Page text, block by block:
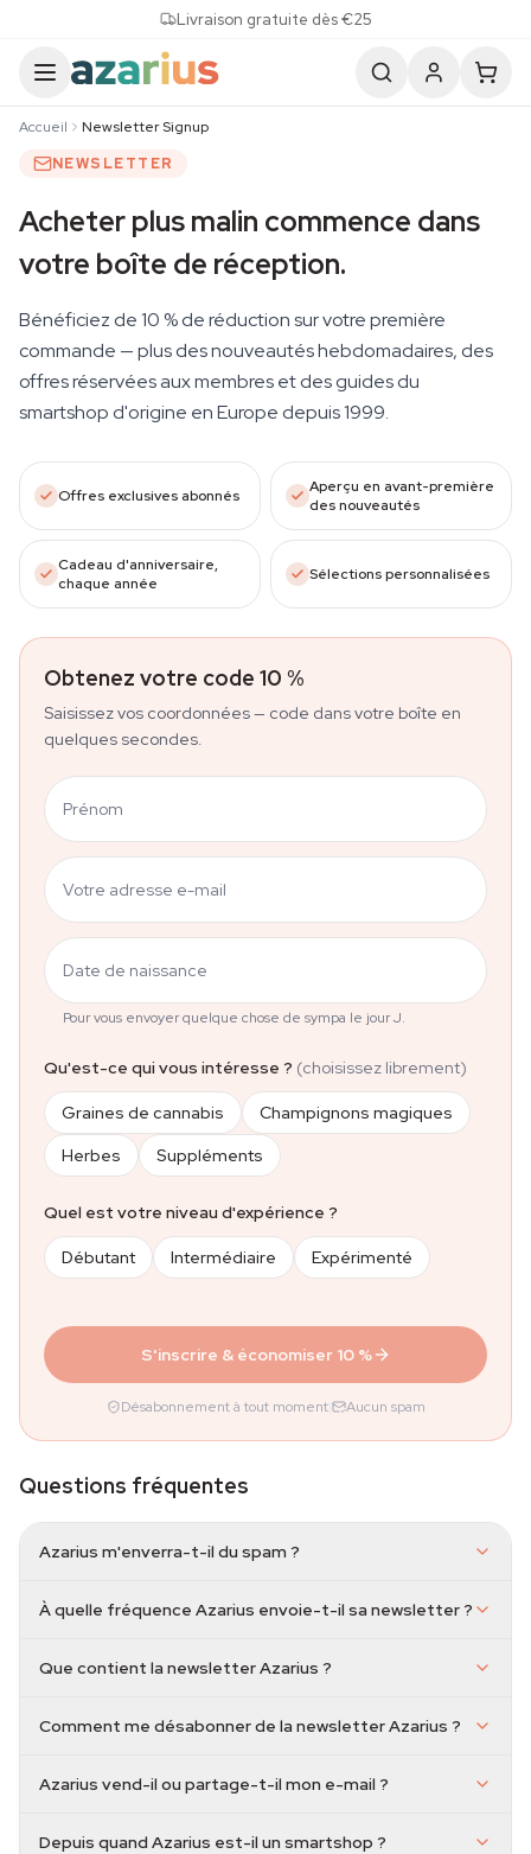
Livraison gratuite dès €25
Accueil
Newsletter Signup
NEWSLETTER
Acheter plus malin commence dans
votre boîte de réception.
Bénéficiez de 10 % de réduction sur votre première
commande — plus des nouveautés hebdomadaires, des
offres réservées aux membres et des guides du
smartshop d'origine en Europe depuis 1999.
Offres exclusives abonnés
Aperçu en avant-première
des nouveautés
Cadeau d'anniversaire,
chaque année
Sélections personnalisées
Obtenez votre code 10 %
Saisissez vos coordonnées — code dans votre boîte en
quelques secondes.
Prénom
Votre adresse e-mail
Date de naissance
Pour vous envoyer quelque chose de sympa le jour J.
Qu'est-ce qui vous intéresse ? (choisissez librement)
Graines de cannabis
Champignons magiques
Herbes
Suppléments
Quel est votre niveau d'expérience ?
Débutant Intermédiaire Expérimenté
S'inscrire & économiser 10 %
Désabonnement à tout moment| Aucun spam
Questions fréquentes
Azarius m'enverra-t-il du spam ?
À quelle fréquence Azarius envoie-t-il sa newsletter ?
Que contient la newsletter Azarius ?
Comment me désabonner de la newsletter Azarius ?
Azarius vend-il ou partage-t-il mon e-mail ?
Depuis quand Azarius est-il un smartshop ?